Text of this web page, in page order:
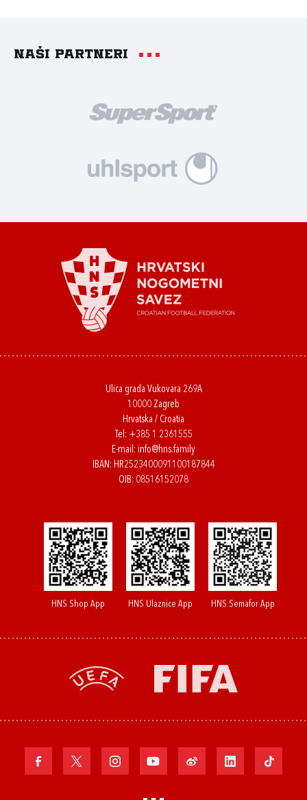
Naši partneri
Ulica grada Vukovara 269A
10000 Zagreb
Hrvatska / Croatia
Tel: +385 1 2361555
E-mail: info@hns.family
IBAN: HR2523400091100187844
OIB: 08516152078
HNS Shop App HNS Ulaznice App HNS Semafor App